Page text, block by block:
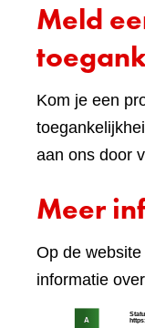
Meld
Kom je een
aan ons door
Meer
Op de website
informatie